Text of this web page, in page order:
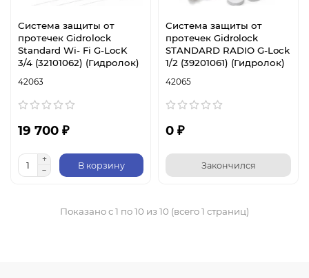
Система защиты от
протечек Gidrоlock
Standard Wi- Fi G-LocK
3/4 (32101062) (Гидролок)
42063
19 700 ₽
В корзину
Система защиты от
протечек Gidrolock
STANDARD RADIO G-Lock
1/2 (39201061) (Гидролок)
42065
0 ₽
Закончился
Показано с 1 по 10 из 10 (всего 1 страниц)